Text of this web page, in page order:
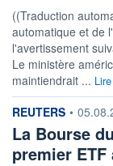
((Traduction
automatique et de
l'avertissement
Le ministère
maintiendrait ...
information fournie
REUTERS •
La Bourse
premier